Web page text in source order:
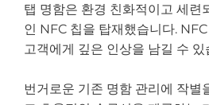
탭 명함은 환경 친화적이고 세련
인 NFC 칩을 탑재했습니다.
고객에게 깊은 인상을 남길 수 있
번거로운 기존 명함 관리에 작별